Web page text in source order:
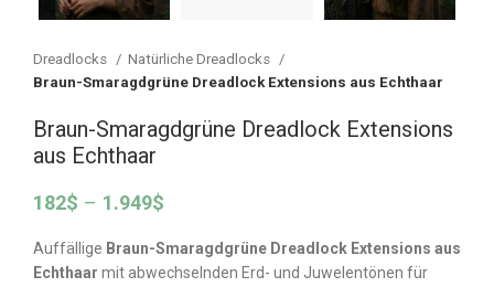
Dreadlocks
Natürliche Dreadlocks
Braun-Smaragdgrüne Dreadlock Extensions aus Echthaar
Braun-Smaragdgrüne Dreadlock Extensions
aus Echthaar
182$ – 1.949$
Auffällige Braun-Smaragdgrüne Dreadlock Extensions aus
Echthaar mit abwechselnden Erd- und Juwelentönen für